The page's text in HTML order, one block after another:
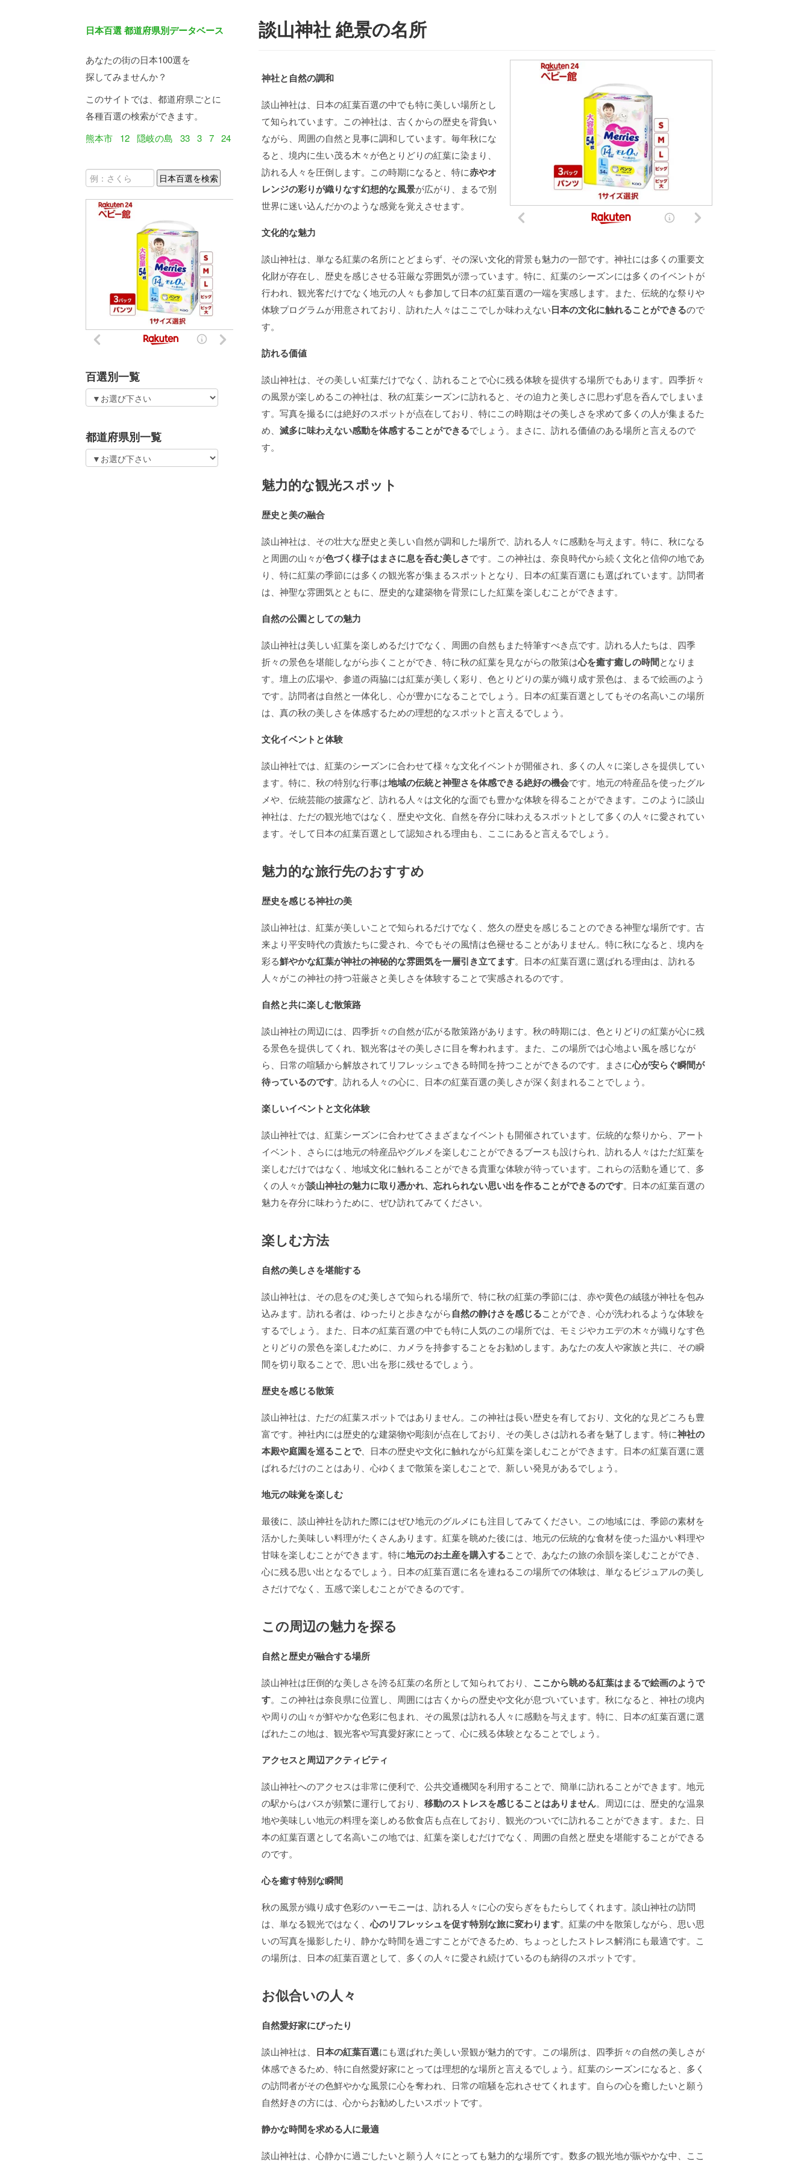
日本百選 都道府県別データベース
あなたの街の日本100選を
探してみませんか？
このサイトでは、都道府県ごとに
各種百選の検索ができます。
熊本市
12 隠岐の島 33 3 7 24
百選別一覧
都道府県別一覧
談山神社 絶景の名所
神社と自然の調和
談山神社は、日本の紅葉百選の中でも特に美しい場所とし
て知られています。この神社は、古くからの歴史を背負い
ながら、周囲の自然と見事に調和しています。毎年秋にな
ると、境内に生い茂る木々が色とりどりの紅葉に染まり、
訪れる人々を圧倒します。この時期になると、特に赤やオ
レンジの彩りが織りなす幻想的な風景が広がり、まるで別
世界に迷い込んだかのような感覚を覚えさせます。
文化的な魅力
談山神社は、単なる紅葉の名所にとどまらず、その深い文化的背景も魅力の一部です。神社には多くの重要文
化財が存在し、歴史を感じさせる荘厳な雰囲気が漂っています。特に、紅葉のシーズンには多くのイベントが
行われ、観光客だけでなく地元の人々も参加して日本の紅葉百選の一端を実感します。また、伝統的な祭りや
体験プログラムが用意されており、訪れた人々はここでしか味わえない日本の文化に触れることができるので
す。
訪れる価値
談山神社は、その美しい紅葉だけでなく、訪れることで心に残る体験を提供する場所でもあります。四季折々
の風景が楽しめるこの神社は、秋の紅葉シーズンに訪れると、その迫力と美しさに思わず息を呑んでしまいま
す。写真を撮るには絶好のスポットが点在しており、特にこの時期はその美しさを求めて多くの人が集まるた
め、 滅多に味わえない感動を体感することができるでしょう。まさに、訪れる価値のある場所と言えるので
す。
魅力的な観光スポット
歴史と美の融合
談山神社は、その壮大な歴史と美しい自然が調和した場所で、訪れる人々に感動を与えます。特に、秋になる
と周囲の山々が色づく様子はまさに息を呑む美しさです。この神社は、奈良時代から続く文化と信仰の地であ
り、特に紅葉の季節には多くの観光客が集まるスポットとなり、日本の紅葉百選にも選ばれています。訪問者
は、神聖な雰囲気とともに、歴史的な建築物を背景にした紅葉を楽しむことができます。
自然の公園としての魅力
談山神社は美しい紅葉を楽しめるだけでなく、周囲の自然もまた特筆すべき点です。訪れる人たちは、四季
折々の景色を堪能しながら歩くことができ、特に秋の紅葉を見ながらの散策は心を癒す癒しの時間となりま
す。壇上の広場や、参道の両脇には紅葉が美しく彩り、色とりどりの葉が織り成す景色は、まるで絵画のよう
です。訪問者は自然と一体化し、心が豊かになることでしょう。日本の紅葉百選としてもその名高いこの場所
は、真の秋の美しさを体感するための理想的なスポットと言えるでしょう。
文化イベントと体験
談山神社では、紅葉のシーズンに合わせて様々な文化イベントが開催され、多くの人々に楽しさを提供してい
ます。特に、秋の特別な行事は地域の伝統と神聖さを体感できる絶好の機会です。地元の特産品を使ったグル
メや、伝統芸能の披露など、訪れる人々は文化的な面でも豊かな体験を得ることができます。このように談山
神社は、ただの観光地ではなく、歴史や文化、自然を存分に味わえるスポットとして多くの人々に愛されてい
ます。そして日本の紅葉百選として認知される理由も、ここにあると言えるでしょう。
魅力的な旅行先のおすすめ
歴史を感じる神社の美
談山神社は、紅葉が美しいことで知られるだけでなく、悠久の歴史を感じることのできる神聖な場所です。古
来より平安時代の貴族たちに愛され、今でもその風情は色褪せることがありません。特に秋になると、境内を
彩る鮮やかな紅葉が神社の神秘的な雰囲気を一層引き立てます。日本の紅葉百選に選ばれる理由は、訪れる
人々がこの神社の持つ荘厳さと美しさを体験することで実感されるのです。
自然と共に楽しむ散策路
談山神社の周辺には、四季折々の自然が広がる散策路があります。秋の時期には、色とりどりの紅葉が心に残
る景色を提供してくれ、観光客はその美しさに目を奪われます。また、この場所では心地よい風を感じなが
ら、日常の喧騒から解放されてリフレッシュできる時間を持つことができるのです。まさに心が安らぐ瞬間が
待っているのです。訪れる人々の心に、日本の紅葉百選の美しさが深く刻まれることでしょう。
楽しいイベントと文化体験
談山神社では、紅葉シーズンに合わせてさまざまなイベントも開催されています。伝統的な祭りから、アート
イベント、さらには地元の特産品やグルメを楽しむことができるブースも設けられ、訪れる人々はただ紅葉を
楽しむだけではなく、地域文化に触れることができる貴重な体験が待っています。これらの活動を通じて、多
くの人々が談山神社の魅力に取り憑かれ、忘れられない思い出を作ることができるのです。日本の紅葉百選の
魅力を存分に味わうために、ぜひ訪れてみてください。
楽しむ方法
自然の美しさを堪能する
談山神社は、その息をのむ美しさで知られる場所で、特に秋の紅葉の季節には、赤や黄色の絨毯が神社を包み
込みます。訪れる者は、ゆったりと歩きながら自然の静けさを感じることができ、心が洗われるような体験を
するでしょう。また、日本の紅葉百選の中でも特に人気のこの場所では、モミジやカエデの木々が織りなす色
とりどりの景色を楽しむために、カメラを持参することをお勧めします。あなたの友人や家族と共に、その瞬
間を切り取ることで、思い出を形に残せるでしょう。
歴史を感じる散策
談山神社は、ただの紅葉スポットではありません。この神社は長い歴史を有しており、文化的な見どころも豊
富です。神社内には歴史的な建築物や彫刻が点在しており、その美しさは訪れる者を魅了します。特に神社の
本殿や庭園を巡ることで、日本の歴史や文化に触れながら紅葉を楽しむことができます。日本の紅葉百選に選
ばれるだけのことはあり、心ゆくまで散策を楽しむことで、新しい発見があるでしょう。
地元の味覚を楽しむ
最後に、談山神社を訪れた際にはぜひ地元のグルメにも注目してみてください。この地域には、季節の素材を
活かした美味しい料理がたくさんあります。紅葉を眺めた後には、地元の伝統的な食材を使った温かい料理や
甘味を楽しむことができます。特に地元のお土産を購入することで、あなたの旅の余韻を楽しむことができ、
心に残る思い出となるでしょう。日本の紅葉百選に名を連ねるこの場所での体験は、単なるビジュアルの美し
さだけでなく、五感で楽しむことができるのです。
この周辺の魅力を探る
自然と歴史が融合する場所
談山神社は圧倒的な美しさを誇る紅葉の名所として知られており、 ここから眺める紅葉はまるで絵画のようで
す。この神社は奈良県に位置し、周囲には古くからの歴史や文化が息づいています。秋になると、神社の境内
や周りの山々が鮮やかな色彩に包まれ、その風景は訪れる人々に感動を与えます。特に、日本の紅葉百選に選
ばれたこの地は、観光客や写真愛好家にとって、心に残る体験となることでしょう。
アクセスと周辺アクティビティ
談山神社へのアクセスは非常に便利で、公共交通機関を利用することで、簡単に訪れることができます。地元
の駅からはバスが頻繁に運行しており、 移動のストレスを感じることはありません。周辺には、歴史的な温泉
地や美味しい地元の料理を楽しめる飲食店も点在しており、観光のついでに訪れることができます。また、日
本の紅葉百選として名高いこの地では、紅葉を楽しむだけでなく、周囲の自然と歴史を堪能することができる
のです。
心を癒す特別な瞬間
秋の風景が織り成す色彩のハーモニーは、訪れる人々に心の安らぎをもたらしてくれます。談山神社の訪問
は、単なる観光ではなく、心のリフレッシュを促す特別な旅に変わります。紅葉の中を散策しながら、思い思
いの写真を撮影したり、静かな時間を過ごすことができるため、ちょっとしたストレス解消にも最適です。こ
の場所は、日本の紅葉百選として、多くの人々に愛され続けているのも納得のスポットです。
お似合いの人々
自然愛好家にぴったり
談山神社は、 日本の紅葉百選にも選ばれた美しい景観が魅力的です。この場所は、四季折々の自然の美しさが
体感できるため、特に自然愛好家にとっては理想的な場所と言えるでしょう。紅葉のシーズンになると、多く
の訪問者がその色鮮やかな風景に心を奪われ、日常の喧騒を忘れさせてくれます。自らの心を癒したいと願う
自然好きの方には、心からお勧めしたいスポットです。
静かな時間を求める人に最適
談山神社は、心静かに過ごしたいと願う人々にとっても魅力的な場所です。数多の観光地が賑やかな中、ここ